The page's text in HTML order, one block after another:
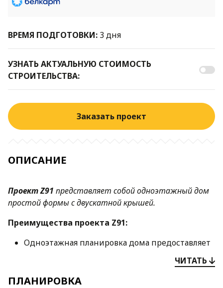
ВРЕМЯ ПОДГОТОВКИ: 3 дня
УЗНАТЬ АКТУАЛЬНУЮ СТОИМОСТЬ
СТРОИТЕЛЬСТВА:
Заказать проект
ОПИСАНИЕ
ПроектZ91 представляет собой одноэтажный дом
простой формы с двускатной крышей.
Преимущества проекта Z91:
Одноэтажная планировка дома предоставляет
тому же, позволяет избежать перехода с этажа
на этаж.
ЧИТАТЬ
ПЛАНИРОВКА